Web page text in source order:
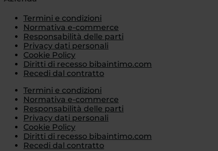
Termini e condizioni
Normativa e-commerce
Responsabilità delle parti
Privacy dati personali
Cookie Policy
Diritti di recesso bibaintimo.com
Recedi dal contratto
Termini e condizioni
Normativa e-commerce
Responsabilità delle parti
Privacy dati personali
Cookie Policy
Diritti di recesso bibaintimo.com
Recedi dal contratto